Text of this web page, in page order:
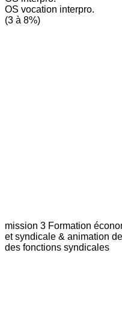
OS vocation interpro.
(3 à 8%)
mission 3 Formation
et syndicale & animation
des fonctions syndicales